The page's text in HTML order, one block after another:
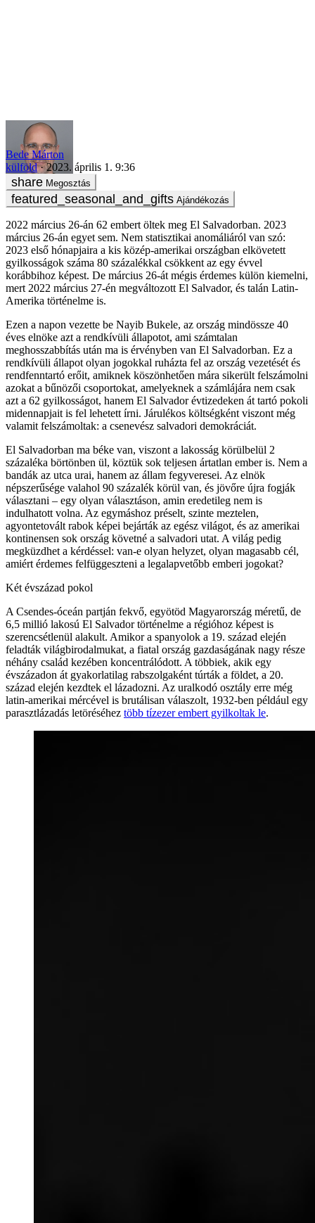
Bede Márton
külföld
2023. április 1. 9:36
Megosztás
Ajándékozás
2022 március 26-án 62 embert öltek meg El Salvadorban. 2023
március 26-án egyet sem. Nem statisztikai anomáliáról van szó:
2023 első hónapjaira a kis közép-amerikai országban elkövetett
gyilkosságok száma 80 százalékkal csökkent az egy évvel
korábbihoz képest. De március 26-át mégis érdemes külön kiemelni,
mert 2022 március 27-én megváltozott El Salvador, és talán Latin-
Amerika történelme is.
Ezen a napon vezette be Nayib Bukele, az ország mindössze 40
éves elnöke azt a rendkívüli állapotot, ami számtalan
meghosszabbítás után ma is érvényben van El Salvadorban. Ez a
rendkívüli állapot olyan jogokkal ruházta fel az ország vezetését és
rendfenntartó erőit, amiknek köszönhetően mára sikerült felszámolni
azokat a bűnözői csoportokat, amelyeknek a számlájára nem csak
azt a 62 gyilkosságot, hanem El Salvador évtizedeken át tartó pokoli
midennapjait is fel lehetett írni. Járulékos költségként viszont még
valamit felszámoltak: a csenevész salvadori demokráciát.
El Salvadorban ma béke van, viszont a lakosság körülbelül 2
százaléka börtönben ül, köztük sok teljesen ártatlan ember is. Nem a
bandák az utca urai, hanem az állam fegyveresei. Az elnök
népszerűsége valahol 90 százalék körül van, és jövőre újra fogják
választani – egy olyan választáson, amin eredetileg nem is
indulhatott volna. Az egymáshoz préselt, szinte meztelen,
agyontetovált rabok képei bejárták az egész világot, és az amerikai
kontinensen sok ország követné a salvadori utat. A világ pedig
megküzdhet a kérdéssel: van-e olyan helyzet, olyan magasabb cél,
amiért érdemes felfüggeszteni a legalapvetőbb emberi jogokat?
Két évszázad pokol
A Csendes-óceán partján fekvő, egyötöd Magyarország méretű, de
6,5 millió lakosú El Salvador történelme a régióhoz képest is
szerencsétlenül alakult. Amikor a spanyolok a 19. század elején
feladták világbirodalmukat, a fiatal ország gazdaságának nagy része
néhány család kezében koncentrálódott. A többiek, akik egy
évszázadon át gyakorlatilag rabszolgaként túrták a földet, a 20.
század elején kezdtek el lázadozni. Az uralkodó osztály erre még
latin-amerikai mércével is brutálisan válaszolt, 1932-ben például egy
parasztlázadás letöréséhez több tízezer embert gyilkoltak le.